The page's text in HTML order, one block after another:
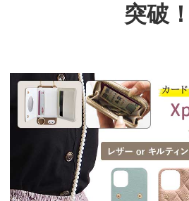
突破！